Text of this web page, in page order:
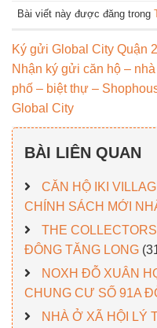
Bài viết này được đăng trong
Ký gửi Global City Quận 2 |
Nhận ký gửi căn hộ – nhà
phố – biệt thự –
Global City
BÀI LIÊN QUAN
CĂN HỘ IKI
CHÍNH SÁCH MỚI
THE
ĐÔNG TĂNG LONG
NOXH ĐỖ XUÂN
CHUNG CƯ SỐ 91A
NHÀ Ở XÃ HỘI LÝ